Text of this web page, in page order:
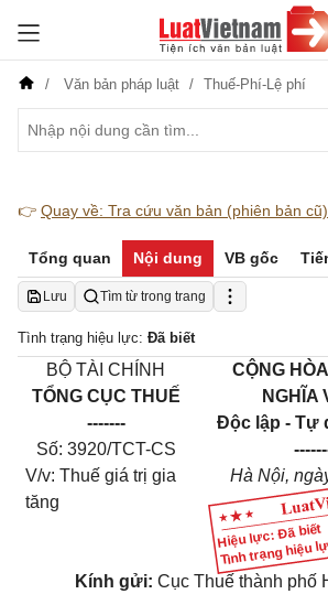
Văn bản pháp luật Thuế-Phí-Lệ phí
👉 Quay về: Tra cứu văn bản (phiên bản cũ)
Tổng quan Nội dung VB gốc
Lưu Tìm từ trong trang
Tình trạng hiệu lực: Đã biết
Hiệu lực: Đã biết
Tình trạng hiệu
BỘ TÀI CHÍNH
TỔNG CỤC THUẾ
-------
Số: 3920/TCT-CS
V/v: Thuế giá trị gia
tăng
CỘNG
NGHĨA
Độc lập - Tự
Hà Nội,
Kính gửi: Cục Thuế thành phố